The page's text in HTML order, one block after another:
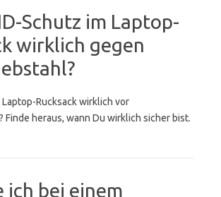
Schutz im Laptop-
wirklich gegen
Laptop-Rucksack wirklich vor
Finde heraus, wann Du wirklich sicher bist.
ich bei einem